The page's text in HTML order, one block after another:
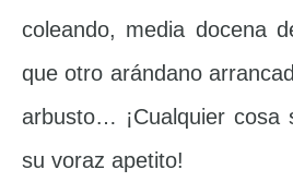
coleando, media docena
que otro arándano
arbusto… ¡Cualquier cosa
su voraz apetito!